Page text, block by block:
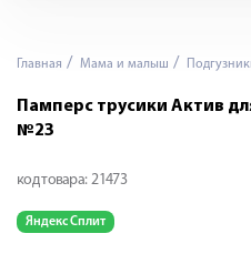
Главная Мама и малыш
Памперс трусики Актив
№23
код товара: 21473
Яндекс Сплит